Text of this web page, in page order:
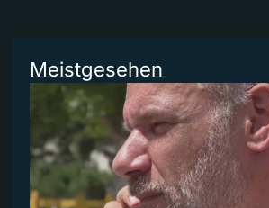
Meistgesehen